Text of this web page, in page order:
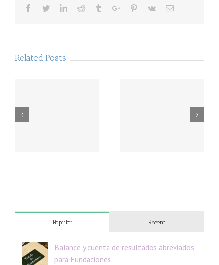
Facebook
TwitterLinkedinReddit TumblrGoogle+Pinterest
Vk Email
Related Posts
Popular Recent
Balance y cuenta de resultados abreviados
para Fundaciones